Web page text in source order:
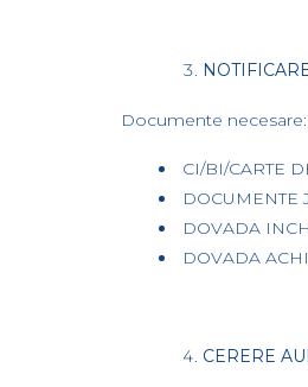
Documente necesare:
CI/BI/CARTE
DOCUMENTE
DOVADA
DOVADA
CERERE